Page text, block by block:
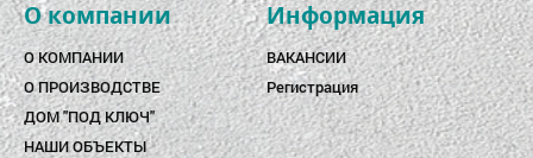
О компании
О КОМПАНИИ
О ПРОИЗВОДСТВЕ
ДОМ "ПОД КЛЮЧ"
НАШИ ОБЪЕКТЫ
Информация
ВАКАНСИИ
Регистрация